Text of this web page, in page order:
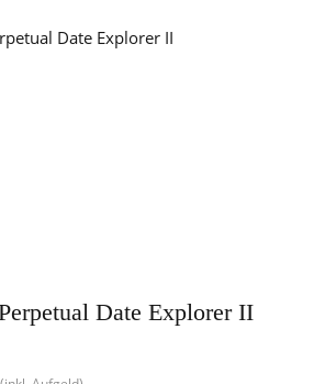
Date Explorer II